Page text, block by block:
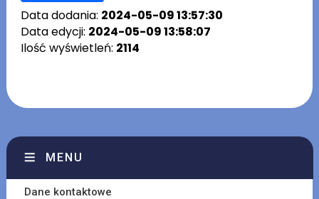
Data dodania: 2024-05-09 13:57:30
Data edycji: 2024-05-09 13:58:07
Ilość wyświetleń: 2114
MENU
Dane kontaktowe